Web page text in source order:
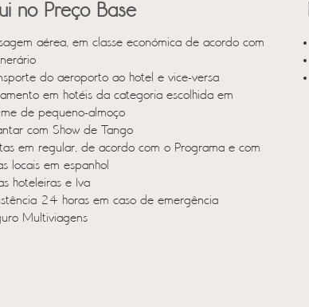
no Preço Base
aérea, em classe económica de acordo com
do aeroporto ao hotel e vice-versa
em hotéis da categoria escolhida em
de pequeno-almoço
com Show de Tango
em regular, de acordo com o Programa e com
locais em espanhol
hoteleiras e Iva
24 horas em caso de emergência
Multiviagens